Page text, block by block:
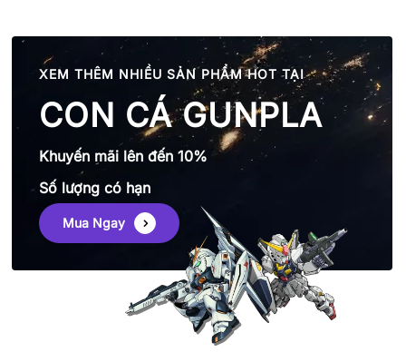
XEM THÊM NHIỀU SẢN PHẨM HOT TẠI
CON CÁ GUNPLA
Khuyến mãi lên đến 10%
Số lượng có hạn
Mua Ngay